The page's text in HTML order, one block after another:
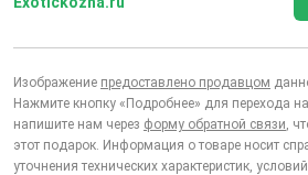
Изображение предоставлено продавцом
Нажмите кнопку «Подробнее» для перехода
напишите нам через форму обратной связи,
этот подарок. Информация о товаре носит
уточнения технических характеристик,